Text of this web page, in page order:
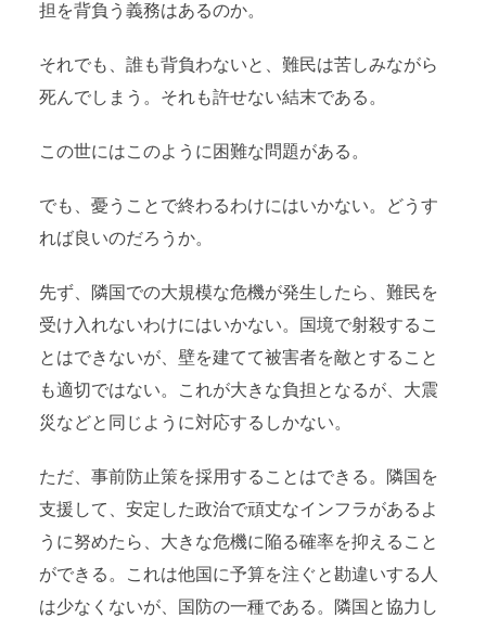
担を背負う義務はあるのか。
それでも、誰も背負わないと、難民は苦しみながら
死んでしまう。それも許せない結末である。
この世にはこのように困難な問題がある。
でも、憂うことで終わるわけにはいかない。どうす
れば良いのだろうか。
先ず、隣国での大規模な危機が発生したら、難民を
受け入れないわけにはいかない。国境で射殺するこ
とはできないが、壁を建てて被害者を敵とすること
も適切ではない。これが大きな負担となるが、大震
災などと同じように対応するしかない。
ただ、事前防止策を採用することはできる。隣国を
支援して、安定した政治で頑丈なインフラがあるよ
うに努めたら、大きな危機に陥る確率を抑えること
ができる。これは他国に予算を注ぐと勘違いする人
は少なくないが、国防の一種である。隣国と協力し